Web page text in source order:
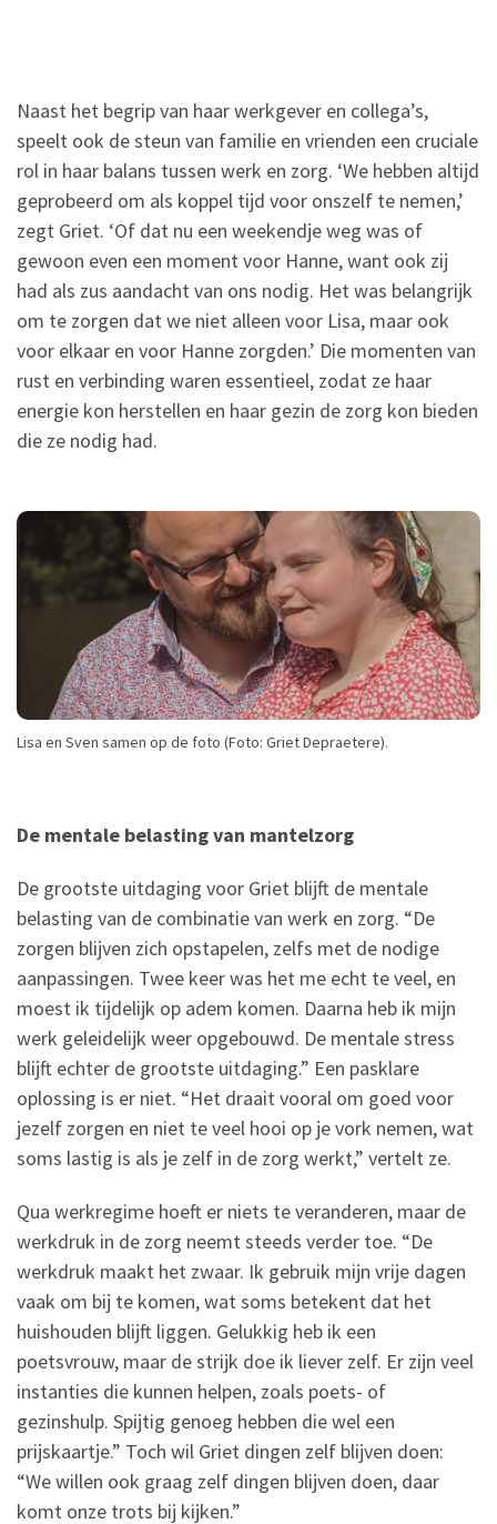
Naast het begrip van haar werkgever en collega’s,
speelt ook de steun van familie en vrienden een cruciale
rol in haar balans tussen werk en zorg. ‘We hebben altijd
geprobeerd om als koppel tijd voor onszelf te nemen,’
zegt Griet. ‘Of dat nu een weekendje weg was of
gewoon even een moment voor Hanne, want ook zij
had als zus aandacht van ons nodig. Het was belangrijk
om te zorgen dat we niet alleen voor Lisa, maar ook
voor elkaar en voor Hanne zorgden.’ Die momenten van
rust en verbinding waren essentieel, zodat ze haar
energie kon herstellen en haar gezin de zorg kon bieden
die ze nodig had.
Lisa en Sven samen op de foto (Foto: Griet Depraetere).
De mentale belasting van mantelzorg
De grootste uitdaging voor Griet blijft de mentale
belasting van de combinatie van werk en zorg. “De
zorgen blijven zich opstapelen, zelfs met de nodige
aanpassingen. Twee keer was het me echt te veel, en
moest ik tijdelijk op adem komen. Daarna heb ik mijn
werk geleidelijk weer opgebouwd. De mentale stress
blijft echter de grootste uitdaging.” Een pasklare
oplossing is er niet. “Het draait vooral om goed voor
jezelf zorgen en niet te veel hooi op je vork nemen, wat
soms lastig is als je zelf in de zorg werkt,” vertelt ze.
Qua werkregime hoeft er niets te veranderen, maar de
werkdruk in de zorg neemt steeds verder toe. “De
werkdruk maakt het zwaar. Ik gebruik mijn vrije dagen
vaak om bij te komen, wat soms betekent dat het
huishouden blijft liggen. Gelukkig heb ik een
poetsvrouw, maar de strijk doe ik liever zelf. Er zijn veel
instanties die kunnen helpen, zoals poets- of
gezinshulp. Spijtig genoeg hebben die wel een
prijskaartje.” Toch wil Griet dingen zelf blijven doen:
“We willen ook graag zelf dingen blijven doen, daar
komt onze trots bij kijken.”